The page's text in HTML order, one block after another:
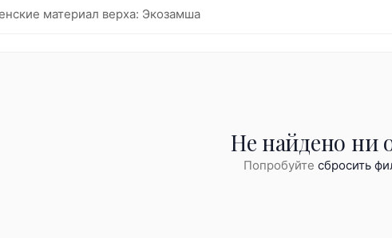
материал верха: Экозамша
Не найдено ни
Попробуйте сбросить